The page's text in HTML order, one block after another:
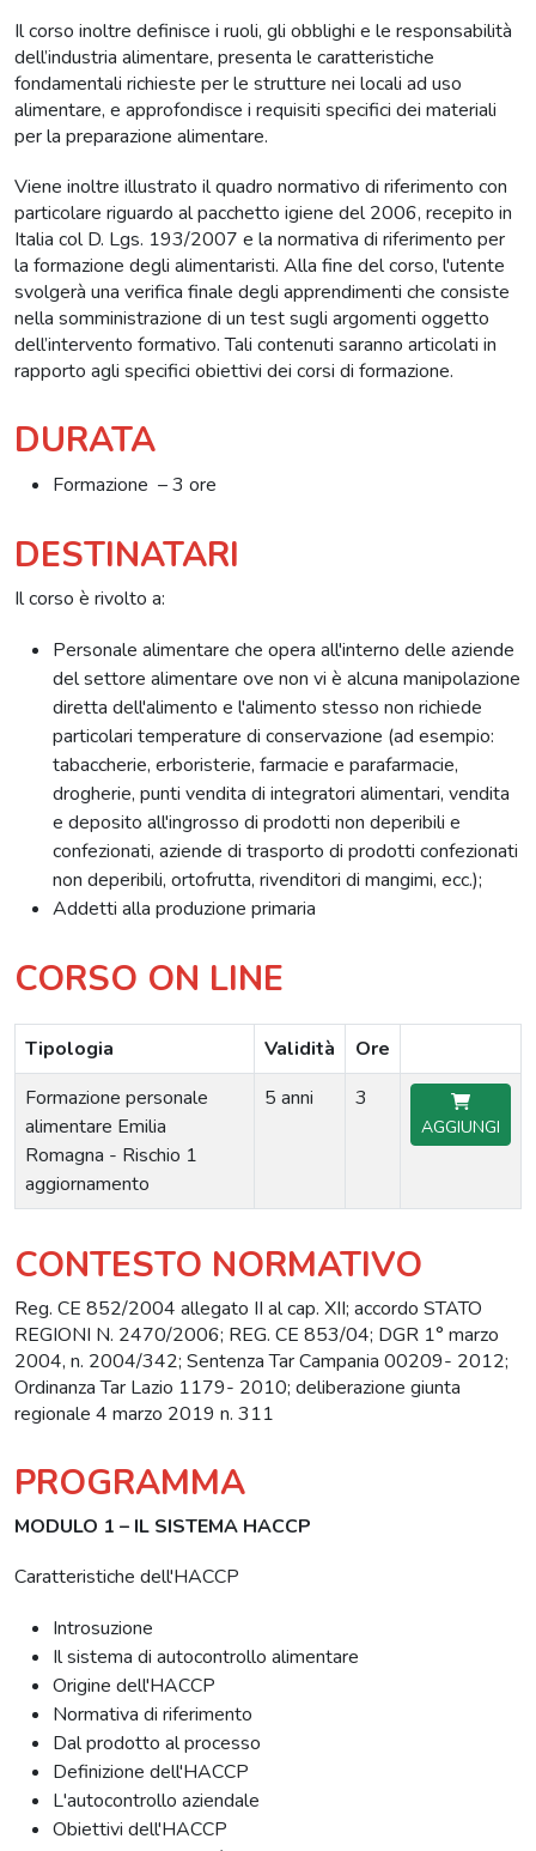
Il corso inoltre definisce i ruoli, gli obblighi e le responsabilità
dell’industria alimentare, presenta le caratteristiche
fondamentali richieste per le strutture nei locali ad uso
alimentare, e approfondisce i requisiti specifici dei materiali
per la preparazione alimentare.
Viene inoltre illustrato il quadro normativo di riferimento con
particolare riguardo al pacchetto igiene del 2006, recepito in
Italia col D. Lgs. 193/2007 e la normativa di riferimento per
la formazione degli alimentaristi. Alla fine del corso, l'utente
svolgerà una verifica finale degli apprendimenti che consiste
nella somministrazione di un test sugli argomenti oggetto
dell’intervento formativo. Tali contenuti saranno articolati in
rapporto agli specifici obiettivi dei corsi di formazione.
DURATA
Formazione – 3 ore
DESTINATARI
Il corso è rivolto a:
Personale alimentare che opera all'interno delle aziende
del settore alimentare ove non vi è alcuna manipolazione
diretta dell'alimento e l'alimento stesso non richiede
particolari temperature di conservazione (ad esempio:
tabaccherie, erboristerie, farmacie e parafarmacie,
drogherie, punti vendita di integratori alimentari, vendita
e deposito all'ingrosso di prodotti non deperibili e
confezionati, aziende di trasporto di prodotti confezionati
non deperibili, ortofrutta, rivenditori di mangimi, ecc.);
Addetti alla produzione primaria
CORSO ON LINE
Tipologia Validità
Ore
Formazione personale
alimentare Emilia
Romagna - Rischio 1
aggiornamento
5 anni 3
AGGIUNGI
CONTESTO NORMATIVO
Reg. CE 852/2004 allegato II al cap. XII; accordo STATO
REGIONI N. 2470/2006; REG. CE 853/04; DGR 1° marzo
2004, n. 2004/342; Sentenza Tar Campania 00209- 2012;
Ordinanza Tar Lazio 1179- 2010; deliberazione giunta
regionale 4 marzo 2019 n. 311
PROGRAMMA
MODULO 1 – IL SISTEMA HACCP
Caratteristiche dell'HACCP
Introsuzione
Il sistema di autocontrollo alimentare
Origine dell'HACCP
Normativa di riferimento
Dal prodotto al processo
Definizione dell'HACCP
L'autocontrollo aziendale
Obiettivi dell'HACCP